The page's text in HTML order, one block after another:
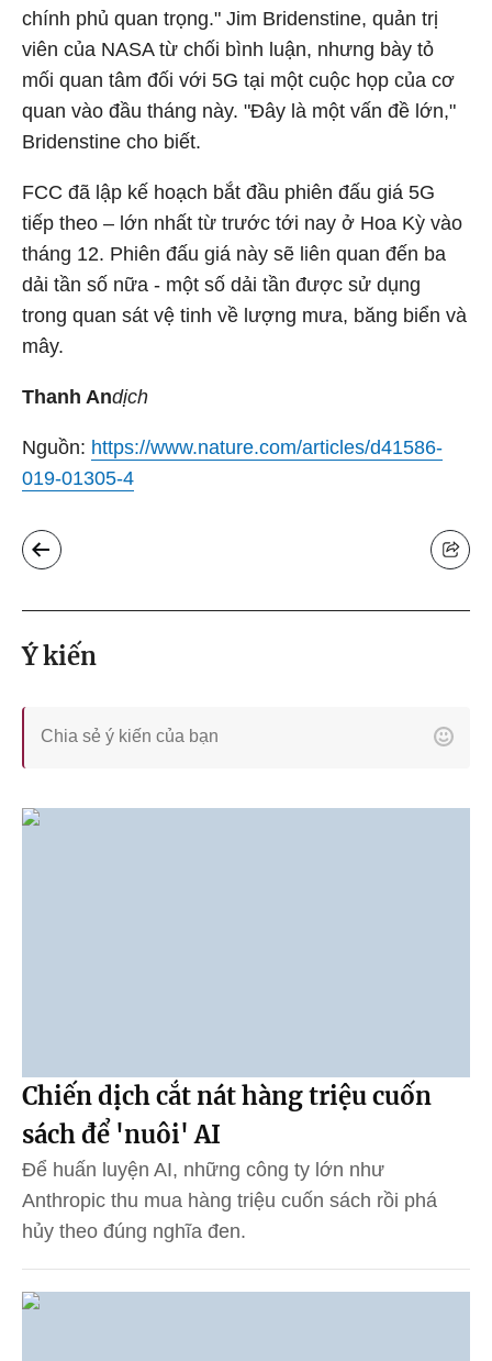
chính phủ quan trọng." Jim Bridenstine, quản trị
viên của NASA từ chối bình luận, nhưng bày tỏ
mối quan tâm đối với 5G tại một cuộc họp của cơ
quan vào đầu tháng này. "Đây là một vấn đề lớn,"
Bridenstine cho biết.
FCC đã lập kế hoạch bắt đầu phiên đấu giá 5G
tiếp theo – lớn nhất từ trước tới nay ở Hoa Kỳ vào
tháng 12. Phiên đấu giá này sẽ liên quan đến ba
dải tần số nữa - một số dải tần được sử dụng
trong quan sát vệ tinh về lượng mưa, băng biển và
mây.
Thanh Andịch
Nguồn: https://www.nature.com/articles/d41586-
019-01305-4
Ý kiến
Chiến dịch cắt nát hàng triệu cuốn
sách để 'nuôi' AI
Để huấn luyện AI, những công ty lớn như
Anthropic thu mua hàng triệu cuốn sách rồi phá
hủy theo đúng nghĩa đen.